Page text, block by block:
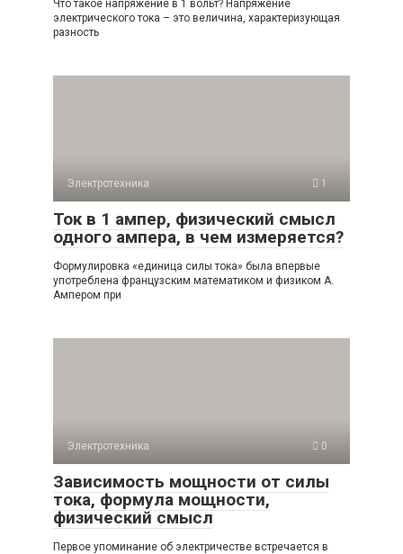
Что такое напряжение в 1 вольт? Напряжение
электрического тока – это величина, характеризующая
разность
Электротехника 1
Ток в 1 ампер, физический смысл
одного ампера, в чем измеряется?
Формулировка «единица силы тока» была впервые
употреблена французским математиком и физиком А.
Ампером при
Электротехника 0
Зависимость мощности от силы
тока, формула мощности,
физический смысл
Первое упоминание об электричестве встречается в